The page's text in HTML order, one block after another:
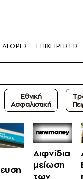
ΑΓΟΡΕΣ ΕΠΙΧΕΙΡΗΣΕΙΣ
Εθνική
Ασφαλιστική
Αιφνίδια
μείωση
των